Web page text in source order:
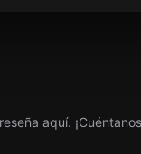
aquí.